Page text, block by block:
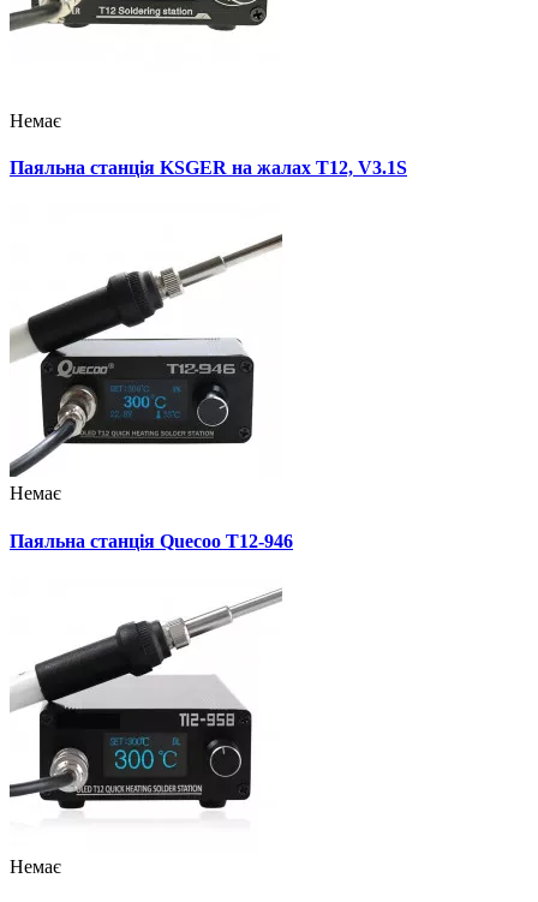
Немає
Паяльна станція KSGER на жалах T12, V3.1S
Немає
Паяльна станція Quecoo T12-946
Немає